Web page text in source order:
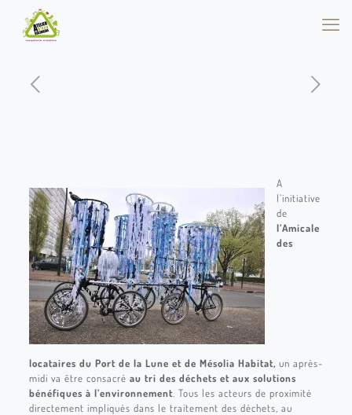
A
l’initiative
de
l’Amicale
des
locataires du Port de la Lune et de Mésolia Habitat, un après-
midi va être consacré au tri des déchets et aux solutions
bénéfiques à l’environnement. Tous les acteurs de proximité
directement impliqués dans le traitement des déchets, au